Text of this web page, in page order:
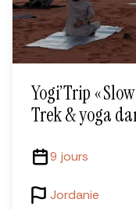
Yogi’Trip «
Trek & yoga
9 jours
Jordanie